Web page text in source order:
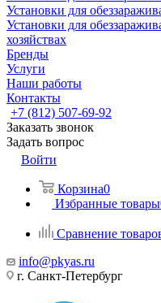
Установки для
Установки для
хозяйствах
Бренды
Услуги
Наши работы
Контакты
+7 (812) 507-69-92
Заказать звонок
Задать вопрос
Войти
Корзина0
Избранные товары
Сравнение
info@pkyas.ru
г. Санкт-Петербург